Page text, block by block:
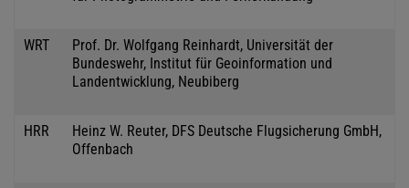
WRT
Prof. Dr. Wolfgang Reinhardt, Universität der
Bundeswehr, Institut für Geoinformation und
Landentwicklung, Neubiberg
HRR
Heinz W. Reuter, DFS Deutsche Flugsicherung GmbH,
Offenbach